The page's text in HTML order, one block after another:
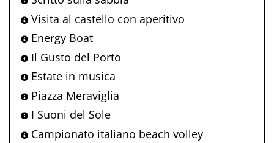
Visita al castello con aperitivo
Energy Boat
Il Gusto del Porto
Estate in musica
Piazza Meraviglia
I Suoni del Sole
Campionato italiano beach volley